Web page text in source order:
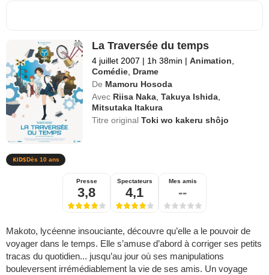
La Traversée du temps
4 juillet 2007 | 1h 38min | Animation,
Comédie, Drame
De Mamoru Hosoda
Avec Riisa Naka,Takuya Ishida,
Mitsutaka Itakura
Titre originalToki wo kakeru shôjo
Dès 10 ans
Presse
3,8
Spectateurs
4,1
Mes amis
--
Makoto, lycéenne insouciante, découvre qu’elle a le pouvoir de
voyager dans le temps. Elle s’amuse d’abord à corriger ses petits
tracas du quotidien... jusqu’au jour où ses manipulations
bouleversent irrémédiablement la vie de ses amis. Un voyage